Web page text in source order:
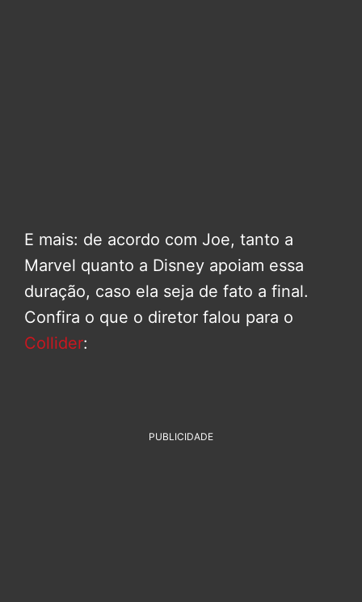
E mais: de acordo com Joe, tanto a
Marvel quanto a Disney apoiam essa
duração, caso ela seja de fato a final.
Confira o que o diretor falou para o
Collider:
PUBLICIDADE